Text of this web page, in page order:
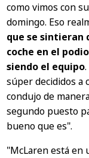
como vimos con
domingo. Eso
que se sintieran
coche en el
siendo el equipo
súper decididos a
condujo de
segundo puesto
bueno que es".
"McLaren está en